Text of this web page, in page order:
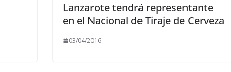
Lanzarote tendrá representante
en el Nacional de Tiraje de Cerveza
03/04/2016